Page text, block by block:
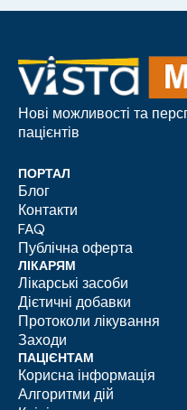
Нові можливості та
пацієнтів
ПОРТАЛ
Блог
Контакти
FAQ
Публічна оферта
ЛІКАРЯМ
Лікарські засоби
Дієтичні добавки
Протоколи лікування
Заходи
ПАЦІЄНТАМ
Корисна інформація
Алгоритми дій